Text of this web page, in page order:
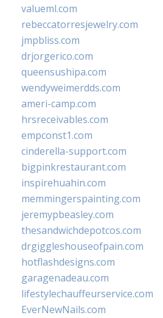
valueml.com
rebeccatorresjewelry.com
jmpbliss.com
drjorgerico.com
queensushipa.com
wendyweimerdds.com
ameri-camp.com
hrsreceivables.com
empconst1.com
cinderella-support.com
bigpinkrestaurant.com
inspirehuahin.com
memmingerspainting.com
jeremypbeasley.com
thesandwichdepotcos.com
drgiggleshouseofpain.com
hotflashdesigns.com
garagenadeau.com
lifestylechauffeurservice.com
EverNewNails.com